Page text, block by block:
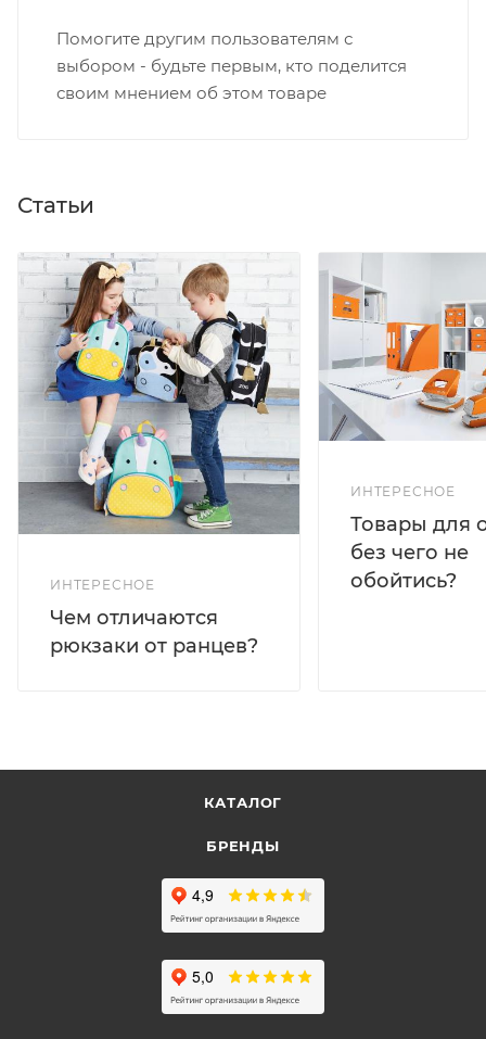
Помогите другим пользователям с
выбором - будьте первым, кто поделится
своим мнением об этом товаре
Статьи
ИНТЕРЕСНОЕ
Чем отличаются
рюкзаки от ранцев?
ИНТЕРЕСНОЕ
Товары для
без чего не
обойтись?
КАТАЛОГ
БРЕНДЫ